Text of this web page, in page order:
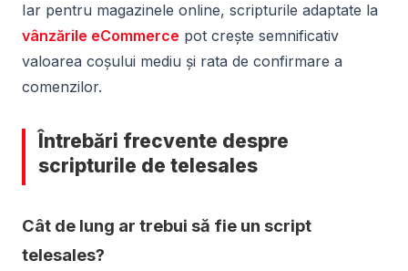
Iar pentru magazinele online, scripturile adaptate la
vânzările eCommerce pot crește semnificativ
valoarea coșului mediu și rata de confirmare a
comenzilor.
Întrebări frecvente despre
scripturile de telesales
Cât de lung ar trebui să fie un script
telesales?